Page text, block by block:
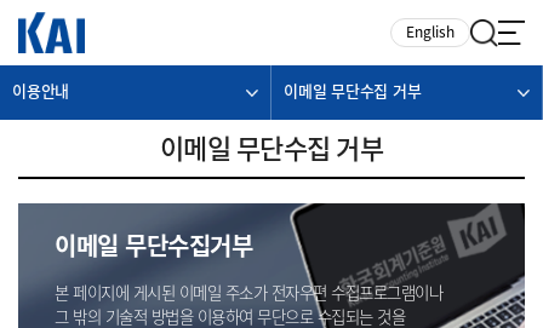
English
이용안내 이메일 무단수집 거부
이메일 무단수집 거부
이메일 무단수집거부
본 페이지에 게시된 이메일 주소가 전자우편 수집프로그램이나
그 밖의 기술적 방법을 이용하여 무단으로 수집되는 것을